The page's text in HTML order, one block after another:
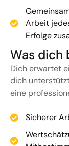
Arbeit
Erfolge
Was dich
Dich erwartet
dich
eine
Sicherer